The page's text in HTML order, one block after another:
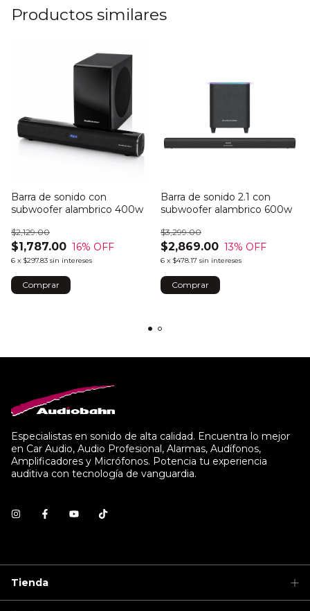
Productos similares
Barra de sonido con
subwoofer alambrico 400w
$1,787.00
$2,129.00
16% OFF
6 x $297.83 sin intereses
Barra de sonido 2.1 con
subwoofer alambrico 600w
$2,869.00
$3,299.00
13% OFF
6 x $478.17 sin intereses
Especialistas en sonido de alta calidad. Encuentra lo mejor
en Car Audio, Audio Profesional, Alarmas, Audífonos,
Amplificadores y Micrófonos. Potencia tu experiencia
auditiva con tecnología de vanguardia.
Tienda